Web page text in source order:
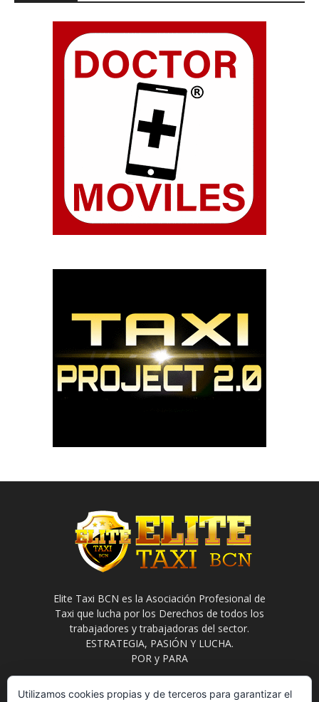
Elite Taxi BCN es la Asociación Profesional de
Taxi que lucha por los Derechos de todos los
trabajadores y trabajadoras del sector.
ESTRATEGIA, PASIÓN Y LUCHA.
POR y PARA
Contáctanos: info@elitetaxi.taxi
Utilizamos cookies propias y de terceros para garantizar el